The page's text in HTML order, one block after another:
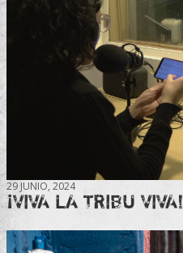
29 JUNIO, 2024
¡VIVA LA TRIBU VIVA!